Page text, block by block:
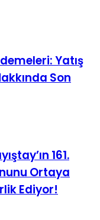
Yatış
Son
161.
Ortaya
Ediyor!